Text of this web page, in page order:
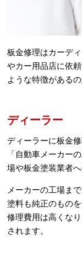
板金修理はカーデ
やカー用品店に依
ような特徴がある
ディーラー
ディーラーに板金
「自動車メーカー
場や板金塗装業者
メーカーの工場ま
塗料も純正のもの
修理費用は高くな
されます。